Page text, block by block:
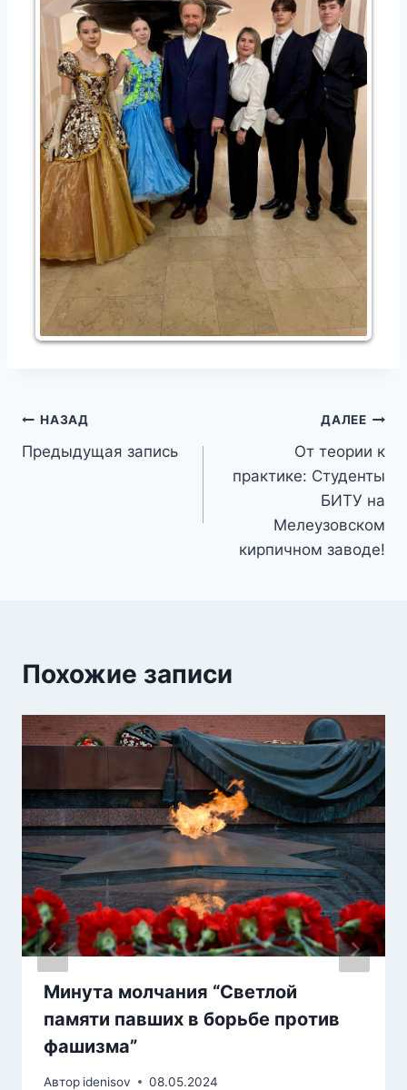
Навигация
по
НАЗАД
Предыдущая запись
ДАЛЕЕ
От теории к
практике: Студенты
БИТУ на
Мелеузовском
кирпичном заводе!
Похожие записи
Минута молчания “Светлой
памяти павших в борьбе против
фашизма”
Автор idenisov 08.05.2024